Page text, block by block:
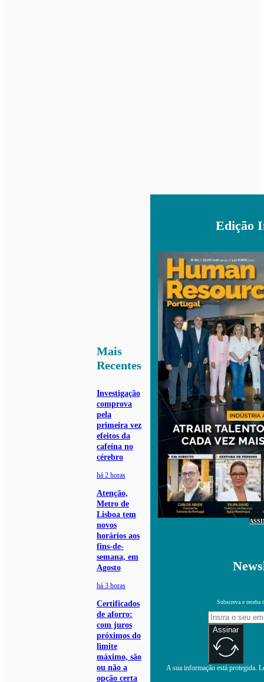
Mais
Recentes
Investigação
comprova
pela
primeira vez
efeitos da
cafeína no
cérebro
há 2 horas
Atenção,
Metro de
Lisboa tem
novos
horários aos
fins-de-
semana, em
Agosto
há 3 horas
Certificados
de aforro:
com juros
próximos do
limite
máximo, são
ou não a
opção certa
Edição
Subscreva e receba
Assinar
A sua informação está protegida.